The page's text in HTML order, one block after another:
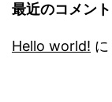
最近のコメント
Hello world! に